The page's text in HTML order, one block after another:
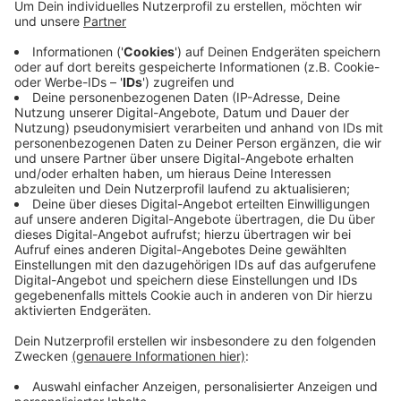
Der Engpass besteht zwischen 9 und 16 Uhr. Straßen
NRW schneidet entlang der Strecke Gefahrenbäume
zurück.
Anzeige
Anzeige